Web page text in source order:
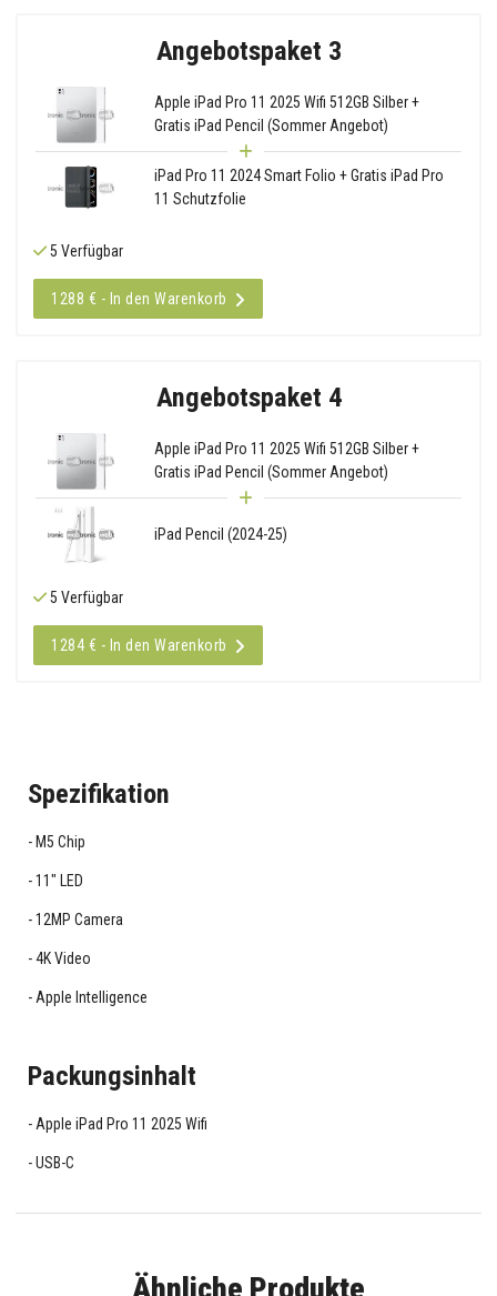
Angebotspaket 3
Apple iPad Pro 11 2025 Wifi 512GB Silber +
Gratis iPad Pencil (Sommer Angebot)
iPad Pro 11 2024 Smart Folio + Gratis iPad Pro
11 Schutzfolie
5 Verfügbar
1288 € - In den Warenkorb
Angebotspaket 4
Apple iPad Pro 11 2025 Wifi 512GB Silber +
Gratis iPad Pencil (Sommer Angebot)
iPad Pencil (2024-25)
5 Verfügbar
1284 € - In den Warenkorb
Spezifikation
M5 Chip
11" LED
12MP Camera
4K Video
Apple Intelligence
Packungsinhalt
Apple iPad Pro 11 2025 Wifi
USB-C